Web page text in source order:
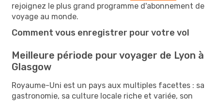
rejoignez le plus grand programme d'abonnement de
voyage au monde.
Comment vous enregistrer pour votre vol
Meilleure période pour voyager de Lyon à
Glasgow
Royaume-Uni est un pays aux multiples facettes : sa
gastronomie, sa culture locale riche et variée, son